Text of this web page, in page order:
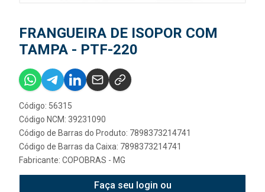
FRANGUEIRA DE ISOPOR COM
TAMPA - PTF-220
Código: 56315
Código NCM: 39231090
Código de Barras do Produto: 7898373214741
Código de Barras da Caixa: 7898373214741
Fabricante: COPOBRAS - MG
Faça seu login ou